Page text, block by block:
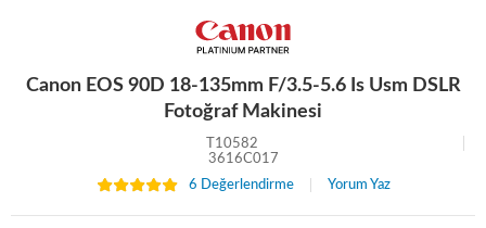
Canon EOS 90D 18-135mm F/3.5-5.6 Is Usm DSLR
Fotoğraf Makinesi
T10582
3616C017
6 Değerlendirme
Yorum Yaz